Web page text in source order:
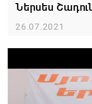
Ներսես
26.07.2021